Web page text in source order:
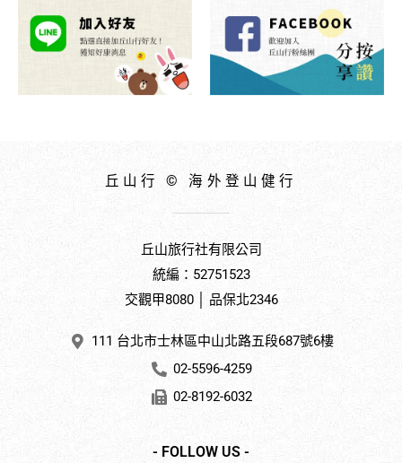
丘山行 © 海外登山健行
丘山旅行社有限公司
統編：52751523
交觀甲8080 │ 品保北2346
111 台北市士林區中山北路五段687號6樓
02-5596-4259
02-8192-6032
- FOLLOW US -